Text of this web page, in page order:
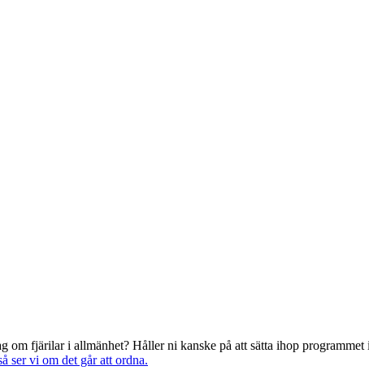
fjärilar i allmänhet? Håller ni kanske på att sätta ihop
ser vi om det går att ordna.